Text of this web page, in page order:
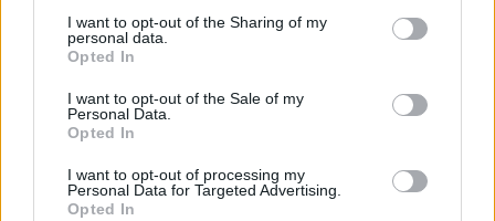
I want to opt-out of the Sharing of my
personal data.
Opted In
I want to opt-out of the Sale of my
Personal Data.
Opted In
I want to opt-out of processing my
Personal Data for Targeted Advertising.
Opted In